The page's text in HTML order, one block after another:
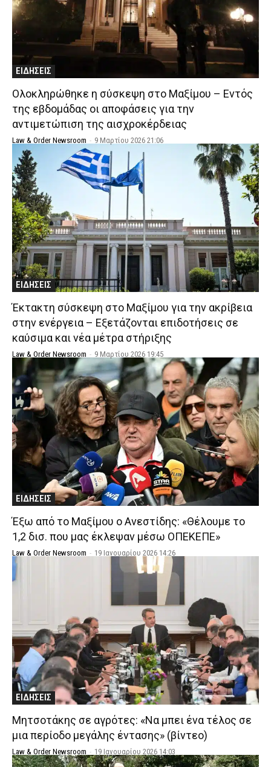
ΕΙΔΗΣΕΙΣ
Ολοκληρώθηκε η σύσκεψη στο Μαξίμου – Εντός
της εβδομάδας οι αποφάσεις για την
αντιμετώπιση της αισχροκέρδειας
Law & Order Newsroom - 9 Μαρτίου 2026 21:06
ΕΙΔΗΣΕΙΣ
Έκτακτη σύσκεψη στο Μαξίμου για την ακρίβεια
στην ενέργεια – Εξετάζονται επιδοτήσεις σε
καύσιμα και νέα μέτρα στήριξης
Law & Order Newsroom - 9 Μαρτίου 2026 19:45
ΕΙΔΗΣΕΙΣ
Έξω από το Μαξίμου ο Ανεστίδης: «Θέλουμε το
1,2 δισ. που μας έκλεψαν μέσω ΟΠΕΚΕΠΕ»
Law & Order Newsroom - 19 Ιανουαρίου 2026 14:26
ΕΙΔΗΣΕΙΣ
Μητσοτάκης σε αγρότες: «Να μπει ένα τέλος σε
μια περίοδο μεγάλης έντασης» (βίντεο)
Law & Order Newsroom - 19 Ιανουαρίου 2026 14:03